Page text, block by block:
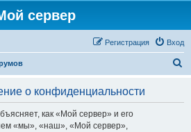
сервер
Вход
Регистрация
о конфиденциальности
как «Мой сервер» и его
«мы», «наш», «Мой сервер»,